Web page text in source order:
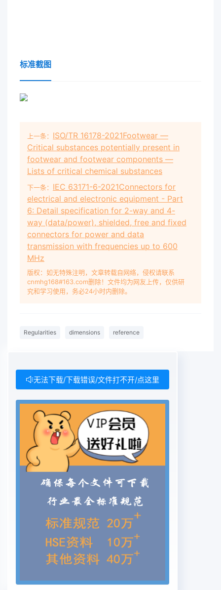
标准截图
上一条： ISO/TR 16178-2021Footwear —
Critical substances potentially present in
footwear and footwear components —
Lists of critical chemical substances
下一条： IEC 63171-6-2021Connectors for
electrical and electronic equipment - Part
6: Detail specification for 2-way and 4-
way (data/power), shielded, free and fixed
connectors for power and data
transmission with frequencies up to 600
MHz
版权：如无特殊注明，文章转载自网络，侵权请联系
cnmhg168#163.com删除！文件均为网友上传，仅供研
究和学习使用，务必24小时内删除。
Regularities dimensions reference
无法下载/下载错误/文件打不开/点这里